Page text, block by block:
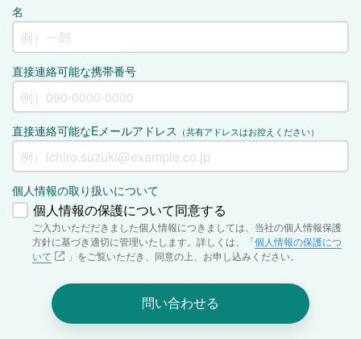
名
直接連絡可能な携帯番号
直接連絡可能なEメールアドレス （共有アドレスはお控えください）
個人情報の取り扱いについて
個人情報の保護について同意する
ご入力いただだきました個人情報につきましては、当社の個人情報保護
方針に基づき適切に管理いたします。詳しくは、「個人情報の保護につ
いて
」をご覧いただき、同意の上、お申し込みください。
問い合わせる